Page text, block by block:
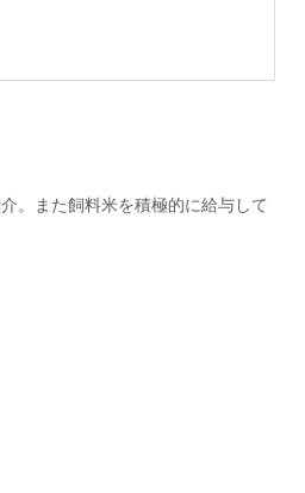
。また飼料米を積極的に給与して